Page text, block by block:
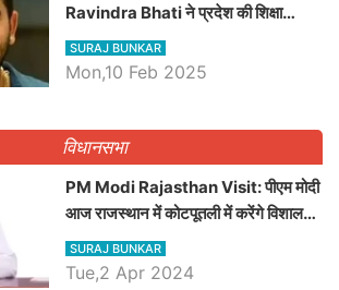
Ravindra Bhati ने प्रदेश की शिक्षा
व्यवस्था पर उठाए सवाल, Madan
Dilawar पर हमला करते हुए गिनवाये खाली
SURAJ BUNKAR
Mon,10 Feb 2025
विधानसभा
PM Modi Rajasthan Visit: पीएम मोदी
आज राजस्थान में कोटपूतली में करेंगे विशाल
रैली, एक सभा से 8 सीटों पर साधेगें निशाना
SURAJ BUNKAR
Tue,2 Apr 2024